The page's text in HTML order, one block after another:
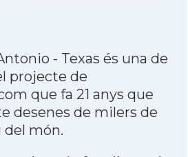
- Texas és una de
projecte de
que fa 21 anys que
desenes de milers de
del món.